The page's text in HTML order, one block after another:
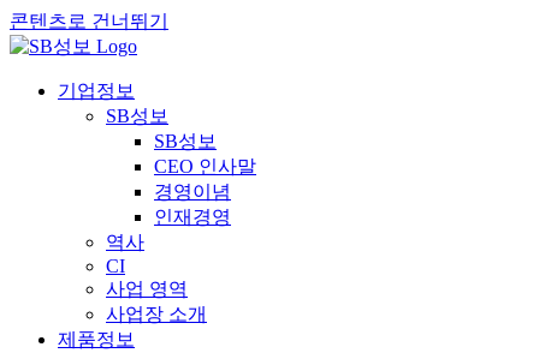
콘텐츠로 건너뛰기
기업정보
SB성보
SB성보
CEO 인사말
경영이념
인재경영
역사
CI
사업 영역
사업장 소개
제품정보